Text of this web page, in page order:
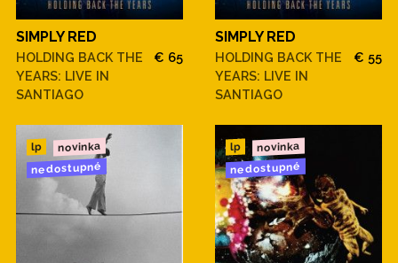
SIMPLY RED
HOLDING BACK THE
YEARS: LIVE IN
SANTIAGO
€ 65
SIMPLY RED
HOLDING BACK THE
YEARS: LIVE IN
SANTIAGO
€ 55
lp novinka
nedostupné
lp novinka
nedostupné